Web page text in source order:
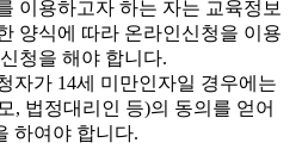
이용하고자 하는 자는 교육정보
양식에 따라 온라인신청을 이용
청을 해야 합니다.
자가 14세 미만인자일 경우에는
, 법정대리인 등)의 동의를 얻어
하여야 합니다.